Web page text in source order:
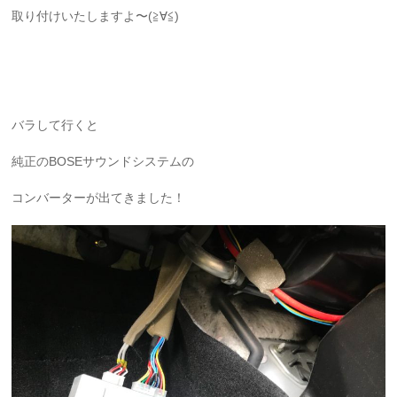
取り付けいたしますよ〜(≧∀≦)
バラして行くと
純正のBOSEサウンドシステムの
コンバーターが出てきました！